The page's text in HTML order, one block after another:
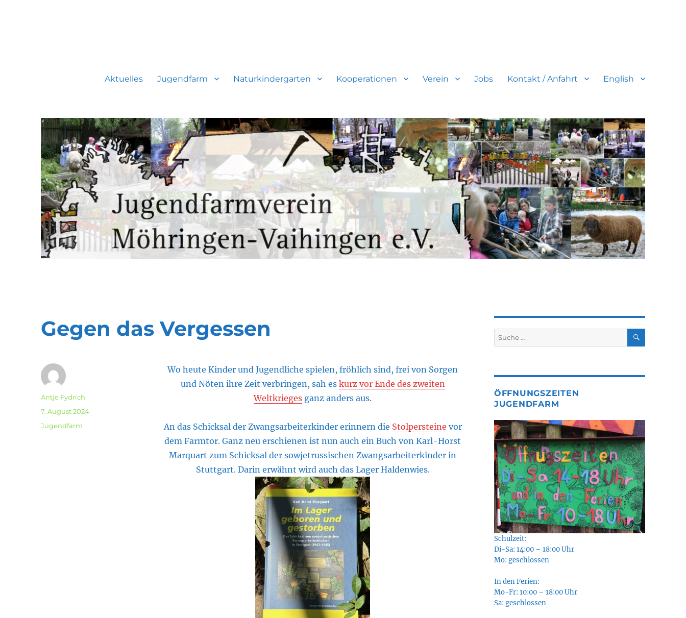
Aktuelles Jugendfarm Naturkindergarten Kooperationen Verein Jobs Kontakt / Anfahrt English
Gegen das Vergessen
Wo heute Kinder und Jugendliche spielen, fröhlich sind, frei von Sorgen
und Nöten ihre Zeit verbringen, sah es kurz vor Ende des zweiten
Weltkrieges ganz anders aus.
An das Schicksal der Zwangsarbeiterkinder erinnern die Stolpersteine vor
dem Farmtor. Ganz neu erschienen ist nun auch ein Buch von Karl-Horst
Marquart zum Schicksal der sowjetrussischen Zwangsarbeiterkinder in
Stuttgart. Darin erwähnt wird auch das Lager Haldenwies.
Autor
Antje Fydrich
Veröffentlicht
7. August 2024
Kategorien
Jugendfarm
Suche
nach:
SUCHEN
ÖFFNUNGSZEITEN
JUGENDFARM
Schulzeit:
Di-Sa: 14:00 – 18:00 Uhr
Mo: geschlossen
In den Ferien:
Mo-Fr: 10:00 – 18:00 Uhr
Sa: geschlossen